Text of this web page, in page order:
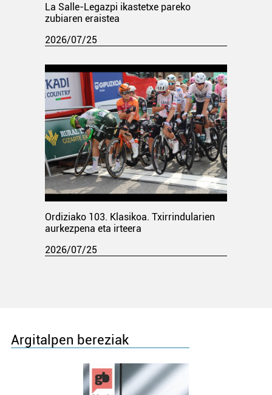
La Salle-Legazpi ikastetxe pareko
zubiaren eraistea
2026/07/25
Ordiziako 103. Klasikoa. Txirrindularien
aurkezpena eta irteera
2026/07/25
Argitalpen bereziak